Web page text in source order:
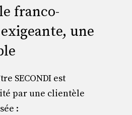
franco-
une
SECONDI est
par une clientèle
: